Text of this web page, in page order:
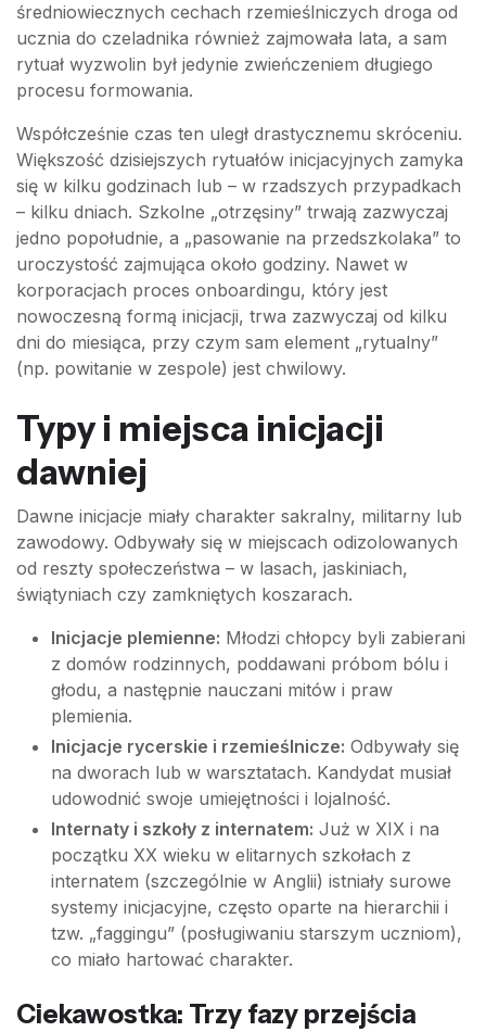
średniowiecznych cechach rzemieślniczych droga od
ucznia do czeladnika również zajmowała lata, a sam
rytuał wyzwolin był jedynie zwieńczeniem długiego
procesu formowania.
Współcześnie czas ten uległ drastycznemu skróceniu.
Większość dzisiejszych rytuałów inicjacyjnych zamyka
się w kilku godzinach lub – w rzadszych przypadkach
– kilku dniach. Szkolne „otrzęsiny” trwają zazwyczaj
jedno popołudnie, a „pasowanie na przedszkolaka” to
uroczystość zajmująca około godziny. Nawet w
korporacjach proces onboardingu, który jest
nowoczesną formą inicjacji, trwa zazwyczaj od kilku
dni do miesiąca, przy czym sam element „rytualny”
(np. powitanie w zespole) jest chwilowy.
Typy i miejsca inicjacji
dawniej
Dawne inicjacje miały charakter sakralny, militarny lub
zawodowy. Odbywały się w miejscach odizolowanych
od reszty społeczeństwa – w lasach, jaskiniach,
świątyniach czy zamkniętych koszarach.
Inicjacje plemienne: Młodzi chłopcy byli zabierani
z domów rodzinnych, poddawani próbom bólu i
głodu, a następnie nauczani mitów i praw
plemienia.
Inicjacje rycerskie i rzemieślnicze: Odbywały się
na dworach lub w warsztatach. Kandydat musiał
udowodnić swoje umiejętności i lojalność.
Internaty i szkoły z internatem: Już w XIX i na
początku XX wieku w elitarnych szkołach z
internatem (szczególnie w Anglii) istniały surowe
systemy inicjacyjne, często oparte na hierarchii i
tzw. „faggingu” (posługiwaniu starszym uczniom),
co miało hartować charakter.
Ciekawostka: Trzy fazy przejścia